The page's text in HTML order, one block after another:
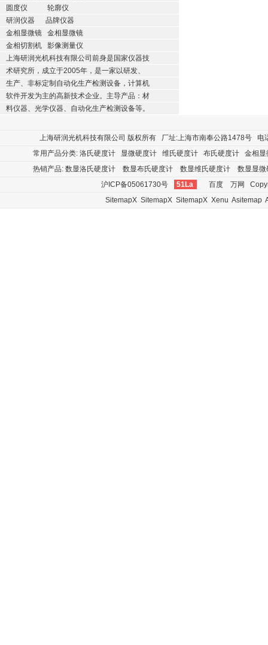
圆度仪
轮廓仪
研润仪器
品牌仪器
金相显微镜
金相显微镜
金相切割机
影像测量仪
上海研润光机科技有限公司前身是国家仪器技
术研究所，成立于2005年，是一家以研发、
生产、非标定制自动化生产检测设备，计算机
软件开发为主的高新技术企业。主导产品：材
料仪器、光学仪器、自动化生产检测设备等。
上海研润光机科技有限公司 版权所有 厂址:上海市南奉公路1478号
常用产品分类: 洛氏硬度计 显微硬度计 维氏硬度计 布氏硬度计
金相显
热销产品: 数显洛氏硬度计 数显布氏硬度计 数显维氏硬度计
数显显微
沪ICP备05061730号
51La 百度 万网
SitemapX SitemapX SitemapX Xenu Asitemap